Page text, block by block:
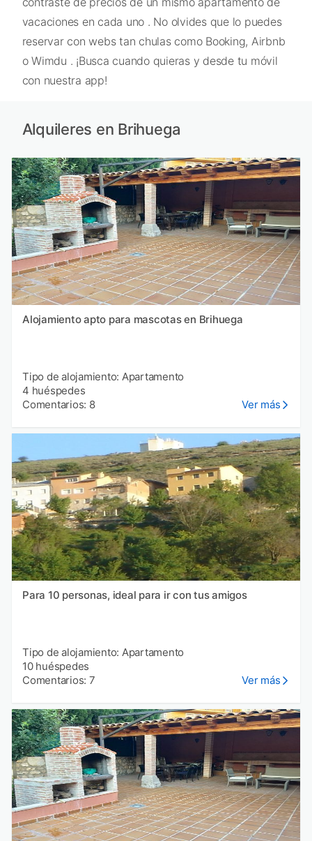
vacaciones en cada uno . No olvides que lo puedes
reservar con webs tan chulas como Booking, Airbnb
o Wimdu . ¡Busca cuando quieras y desde tu móvil
con nuestra app!
Alquileres en Brihuega
Alojamiento apto para mascotas en Brihuega
Tipo de alojamiento: Apartamento
4 huéspedes
Comentarios: 8
Ver más
Para 10 personas, ideal para ir con tus amigos
Tipo de alojamiento: Apartamento
10 huéspedes
Comentarios: 7
Ver más